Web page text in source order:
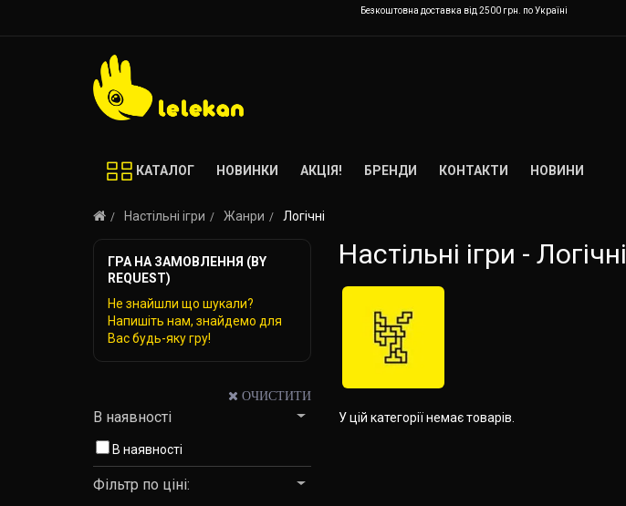
Безкоштовна доставка від 2500 грн. по Україні
КАТАЛОГ НОВИНКИ АКЦІЯ! БРЕНДИ КОНТАКТИ НОВИНИ
Настільні ігри Жанри Логічні
ГРА НА ЗАМОВЛЕННЯ (BY
REQUEST)
Не знайшли що шукали?
Напишіть нам, знайдемо для
Вас будь-яку гру!
ОЧИСТИТИ
В наявності
В наявності
Фільтр по ціні:
Настільні ігри - Логічні
У цій категорії немає товарів.